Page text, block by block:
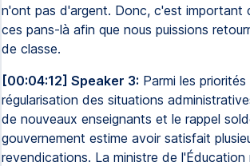
n'ont pas d'argent. Donc, c'est important
ces pans-là afin que nous puissions
de classe.
[00:04:12] Speaker 3: Parmi les
régularisation des situations
de nouveaux enseignants et le rappel
gouvernement estime avoir satisfait
revendications. La ministre de l'Éducation